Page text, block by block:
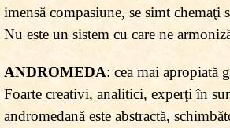
imensă compasiune, se simt chemaţi
Nu este un sistem cu care ne
ANDROMEDA: cea mai apropiată
Foarte creativi, analitici, experţi în
andromedană este abstractă,